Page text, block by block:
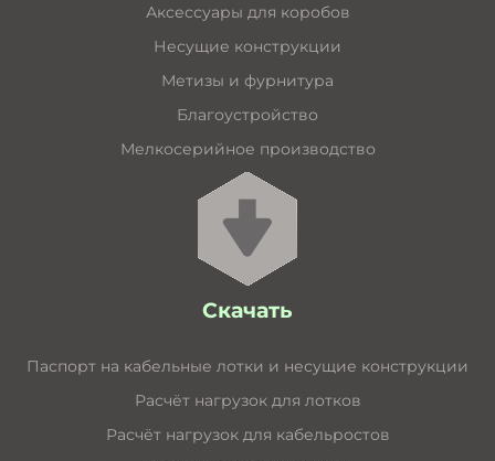
Аксессуары для коробов
Несущие конструкции
Метизы и фурнитура
Благоустройство
Мелкосерийное производство
Скачать
Паспорт на кабельные лотки и несущие конструкции
Расчёт нагрузок для лотков
Расчёт нагрузок для кабельростов